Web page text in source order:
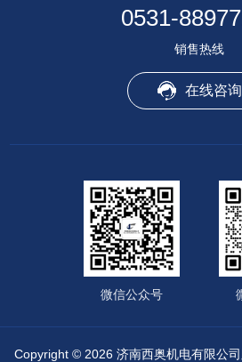
0531-
销售热线
在线咨询
微信公众号
Copyright © 2026 济南西奥机电有限公